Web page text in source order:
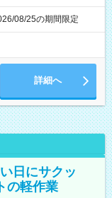
08/25の期間限定
詳細へ
日にサクッ
の軽作業